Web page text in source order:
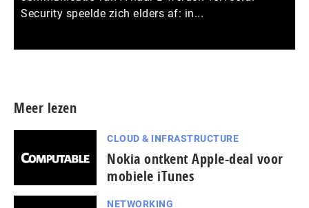
Security speelde zich elders af: in...
Meer lezen
CLOUD & INFRASTRUCTURE
Nokia ontkent Apple-deal voor
mobiele iTunes
NETWORKING